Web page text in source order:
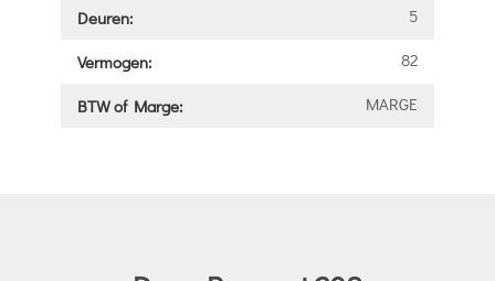
Deuren: 5
Vermogen: 82
BTW of Marge: MARGE